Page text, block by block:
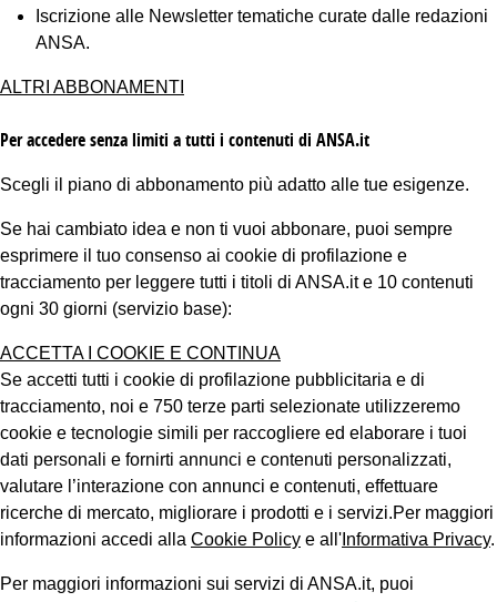
Iscrizione alle Newsletter tematiche curate dalle redazioni
ANSA.
ALTRI ABBONAMENTI
Per accedere senza limiti a tutti i contenuti di ANSA.it
Scegli il piano di abbonamento più adatto alle tue esigenze.
Se hai cambiato idea e non ti vuoi abbonare, puoi sempre
esprimere il tuo consenso ai cookie di profilazione e
tracciamento per leggere tutti i titoli di ANSA.it e 10 contenuti
ogni 30 giorni (servizio base):
ACCETTA I COOKIE E CONTINUA
Se accetti tutti i cookie di profilazione pubblicitaria e di
tracciamento, noi e 750 terze parti selezionate utilizzeremo
cookie e tecnologie simili per raccogliere ed elaborare i tuoi
dati personali e fornirti annunci e contenuti personalizzati,
valutare l’interazione con annunci e contenuti, effettuare
ricerche di mercato, migliorare i prodotti e i servizi.Per maggiori
informazioni accedi alla Cookie Policy e all' Informativa Privacy.
Per maggiori informazioni sui servizi di ANSA.it, puoi